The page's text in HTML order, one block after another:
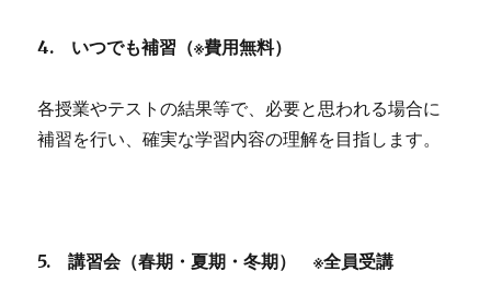
4. いつでも補習（※費用無料）
各授業やテストの結果等で、必要と思われる場合に
補習を行い、確実な学習内容の理解を目指します。
5. 講習会（春期・夏期・冬期） ※全員受講